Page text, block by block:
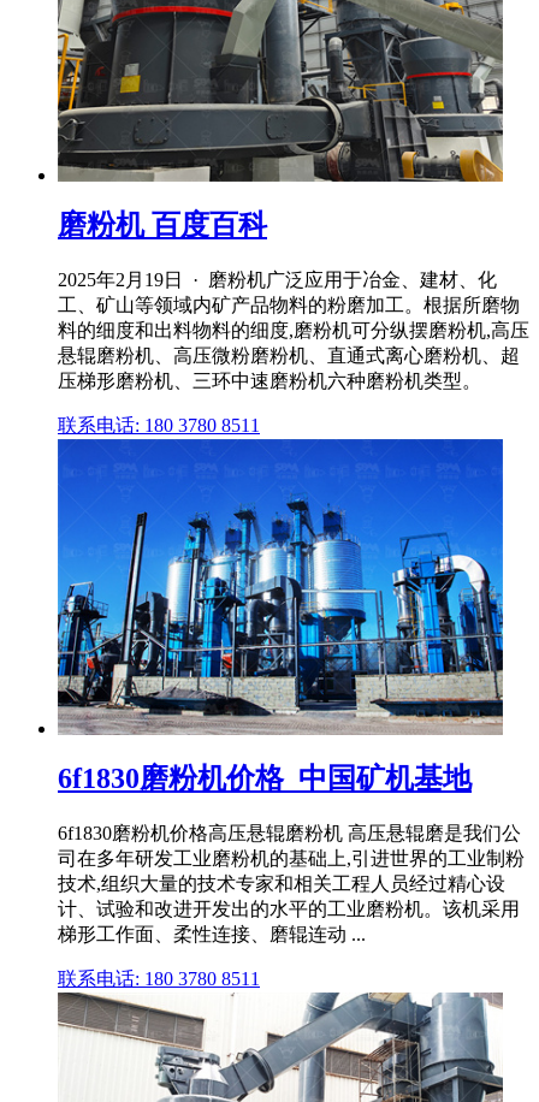
磨粉机 百度百科
2025年2月19日 · 磨粉机广泛应用于冶金、建材、化
工、矿山等领域内矿产品物料的粉磨加工。根据所磨物
料的细度和出料物料的细度,磨粉机可分纵摆磨粉机,高压
悬辊磨粉机、高压微粉磨粉机、直通式离心磨粉机、超
压梯形磨粉机、三环中速磨粉机六种磨粉机类型。
联系电话: 180 3780 8511
6f1830磨粉机价格_中国矿机基地
6f1830磨粉机价格高压悬辊磨粉机 高压悬辊磨是我们公
司在多年研发工业磨粉机的基础上,引进世界的工业制粉
技术,组织大量的技术专家和相关工程人员经过精心设
计、试验和改进开发出的水平的工业磨粉机。该机采用
梯形工作面、柔性连接、磨辊连动 ...
联系电话: 180 3780 8511